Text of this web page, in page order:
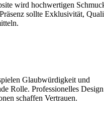
wird hochwertigen
sollte Exklusivität,
Glaubwürdigkeit und
Rolle. Professionelles Design
schaffen Vertrauen.